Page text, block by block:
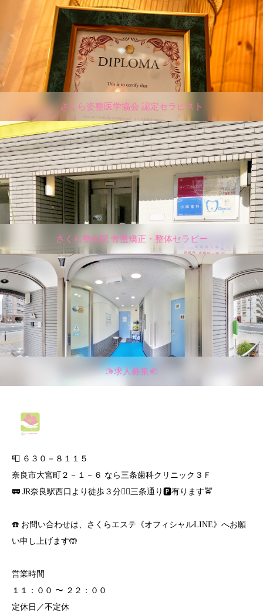
さくら姿整医学協会 認定セラピスト
さくら整体院 骨盤矯正・整体セラピー
🫱求人募集🫲
📮 ６３０－８１１５
奈良市大宮町２－１－６ なら三条歯科クリニック３Ｆ
🚃 JR奈良駅西口より徒歩３分🚶‍♀️三条通り🅿️有ります🚖
☎️ お問い合わせは、さくらエステ《オフィシャルLINE》へお願
い申し上げます🤲
営業時間
１１：００ 〜 ２２：００
定休日／不定休